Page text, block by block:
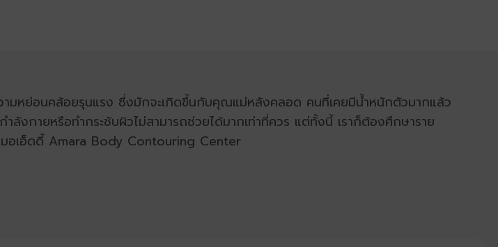
ามหย่อนคล้อยรุนแรง ซึ่งมักจะเกิดขึ้นกับคุณแม่หลังคลอด คนที่เคยมีน้ำหนักตัวมากแล้ว
งกายหรือทำกระชับผิวไม่สามารถช่วยได้มากเท่าที่ควร แต่ทั้งนี้ เราก็ต้องศึกษาราย
อเอ็ดดี้ Amara Body Contouring Center